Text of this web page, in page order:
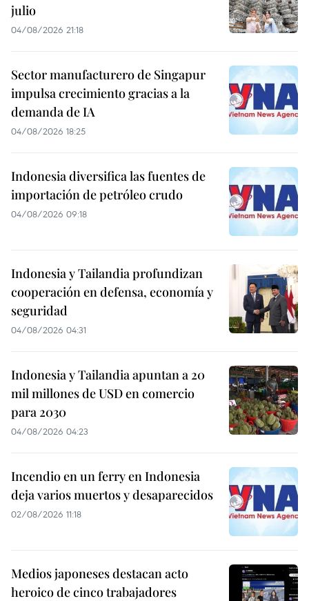
julio
04/08/2026 21:18
Sector manufacturero de Singapur
impulsa crecimiento gracias a la
demanda de IA
04/08/2026 18:25
Indonesia diversifica las fuentes de
importación de petróleo crudo
04/08/2026 09:18
Indonesia y Tailandia profundizan
cooperación en defensa, economía y
seguridad
04/08/2026 04:31
Indonesia y Tailandia apuntan a 20
mil millones de USD en comercio
para 2030
04/08/2026 04:23
Incendio en un ferry en Indonesia
deja varios muertos y desaparecidos
02/08/2026 11:18
Medios japoneses destacan acto
heroico de cinco trabajadores